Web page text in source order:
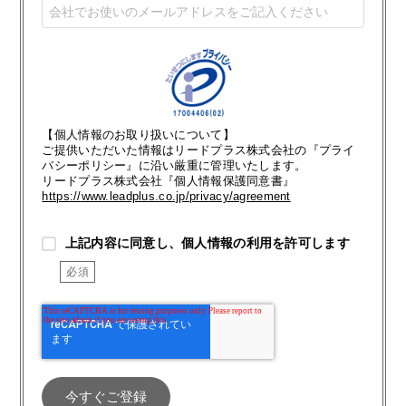
【個人情報のお取り扱いについて】
ご提供いただいた情報はリードプラス株式会社の『プライ
バシーポリシー』に沿い厳重に管理いたします。
リードプラス株式会社『個人情報保護同意書』
https://www.leadplus.co.jp/privacy/agreement
上記内容に同意し、個人情報の利用を許可します